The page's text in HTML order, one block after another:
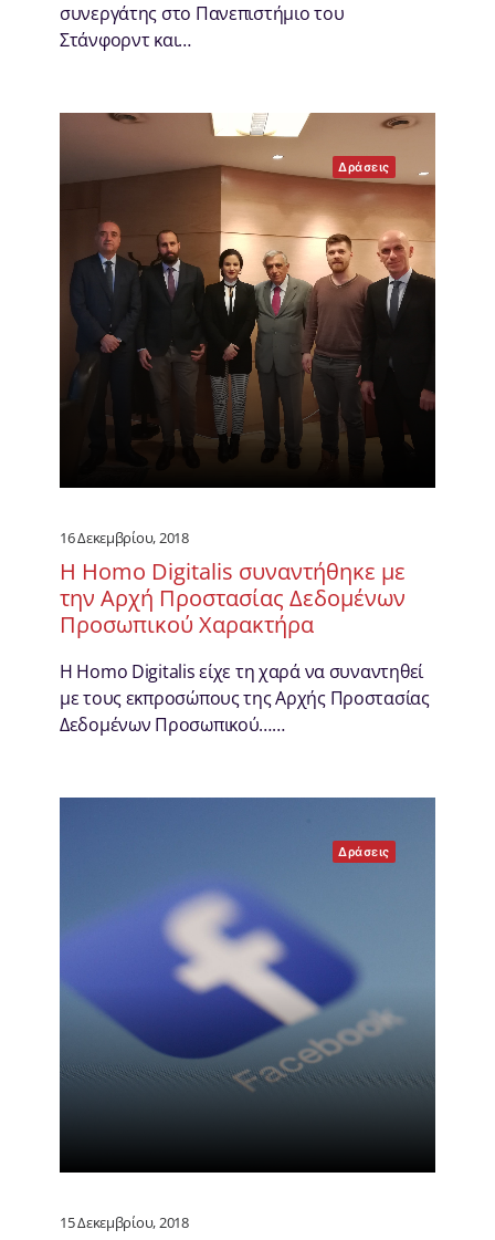
συνεργάτης στο Πανεπιστήμιο του
Στάνφορντ και…
Δράσεις
16 Δεκεμβρίου, 2018
Η Homo Digitalis συναντήθηκε με
την Αρχή Προστασίας Δεδομένων
Προσωπικού Χαρακτήρα
Η Homo Digitalis είχε τη χαρά να συναντηθεί
με τους εκπροσώπους της Αρχής Προστασίας
Δεδομένων Προσωπικού……
Δράσεις
15 Δεκεμβρίου, 2018